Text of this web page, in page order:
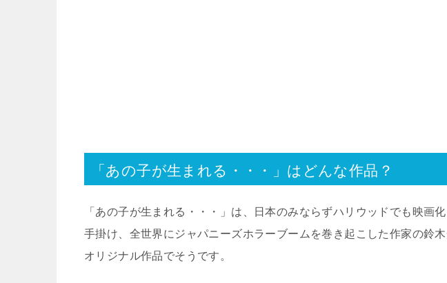
「あの子が生まれる・・・」はどんな作品？
「あの子が生まれる・・・」は、日本のみならずハリウッドでも映画
手掛け、全世界にジャパニーズホラーブームを巻き起こした作家の鈴
オリジナル作品でそうです。